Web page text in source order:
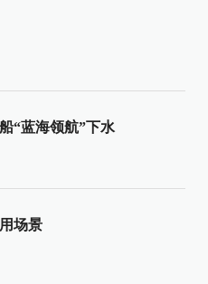
“蓝海领航”下水
场景